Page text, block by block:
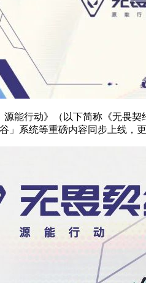
源能行动》（以下简称《无畏
」系统等重磅内容同步上线，